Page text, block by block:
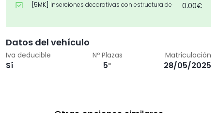
[5MK] Inserciones decorativas con estructura de
0,00€
combinación microfibra Dinamica/cuero en
Negro
Elementos interiores superiores e inferiores
0,00€
Datos del vehículo
Iva deducible
Sí
Nº Plazas
5*
Matriculación
28/05/2025